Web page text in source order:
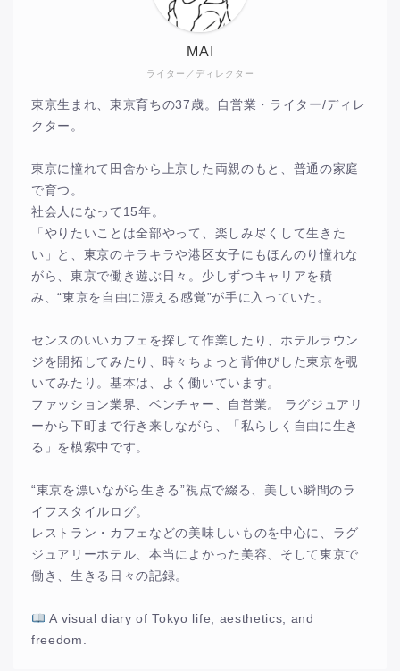
ライター／ディレクター
MAI
東京生まれ、東京育ちの37歳。自営業・ライター/ディレ
クター。
東京に憧れて田舎から上京した両親のもと、普通の家庭
で育つ。
社会人になって15年。
「やりたいことは全部やって、楽しみ尽くして生きた
い」と、東京のキラキラや港区女子にもほんのり憧れな
がら、東京で働き遊ぶ日々。少しずつキャリアを積
み、“東京を自由に漂える感覚”が手に入っていた。
センスのいいカフェを探して作業したり、ホテルラウン
ジを開拓してみたり、時々ちょっと背伸びした東京を覗
いてみたり。基本は、よく働いています。
ファッション業界、ベンチャー、自営業。 ラグジュアリ
ーから下町まで行き来しながら、「私らしく自由に生き
る」を模索中です。
“東京を漂いながら生きる”視点で綴る、美しい瞬間のラ
イフスタイルログ。
レストラン・カフェなどの美味しいものを中心に、ラグ
ジュアリーホテル、本当によかった美容、そして東京で
働き、生きる日々の記録。
A visual diary of Tokyo life, aesthetics, and
freedom.